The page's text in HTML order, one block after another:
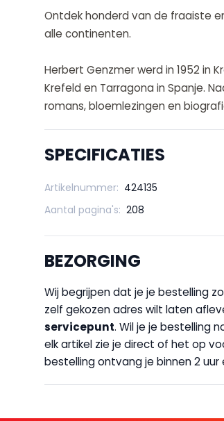
Ontdek honderd van de fraaiste
alle continenten.
Herbert Genzmer werd in 1952 in
Krefeld en Tarragona in Spanje.
romans, bloemlezingen en
SPECIFICATIES
Artikelnummer: 424135
Aantal pagina's: 208
BEZORGING
Wij begrijpen dat je je bestelling
zelf gekozen adres wilt laten
servicepunt. Wil je je bestelling
elk artikel zie je direct of het op
bestelling ontvang je binnen 2